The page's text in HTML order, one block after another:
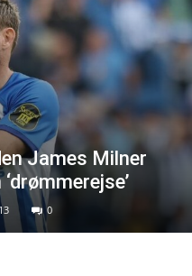
James Milner
13 0